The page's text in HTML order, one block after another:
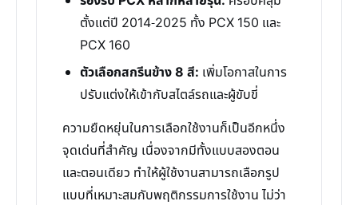
ตั้งแต่ปี 2014-2025 ทั้ง PCX 150 และ
PCX 160
ตัวเลือกสกรีนข้าง 8 สี: เพิ่มโอกาสในการ
ปรับแต่งให้เข้ากับสไตล์รถและผู้ขับขี่
ความยืดหยุ่นในการเลือกใช้งานก็เป็นอีกหนึ่ง
จุดเด่นที่สำคัญ เนื่องจากมีทั้งแบบสองตอน
และตอนเดียว ทำให้ผู้ใช้งานสามารถเลือกรูป
แบบที่เหมาะสมกับพฤติกรรมการใช้งาน ไม่ว่า